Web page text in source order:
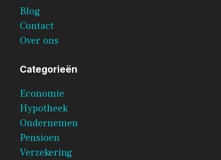
Blog
Contact
Over ons
Categorieën
Economie
Hypotheek
Ondernemen
Pensioen
Verzekering